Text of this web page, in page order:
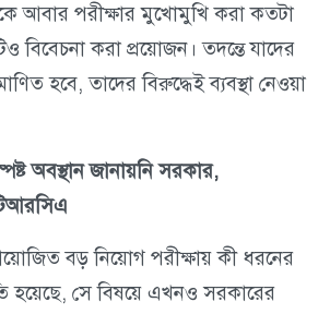
আবার পরীক্ষার মুখোমুখি করা কতটা
বিবেচনা করা প্রয়োজন। তদন্তে যাদের
হবে, তাদের বিরুদ্ধেই ব্যবস্থা নেওয়া
অবস্থান জানায়নি সরকার,
বড় নিয়োগ পরীক্ষায় কী ধরনের
হয়েছে, সে বিষয়ে এখনও সরকারের